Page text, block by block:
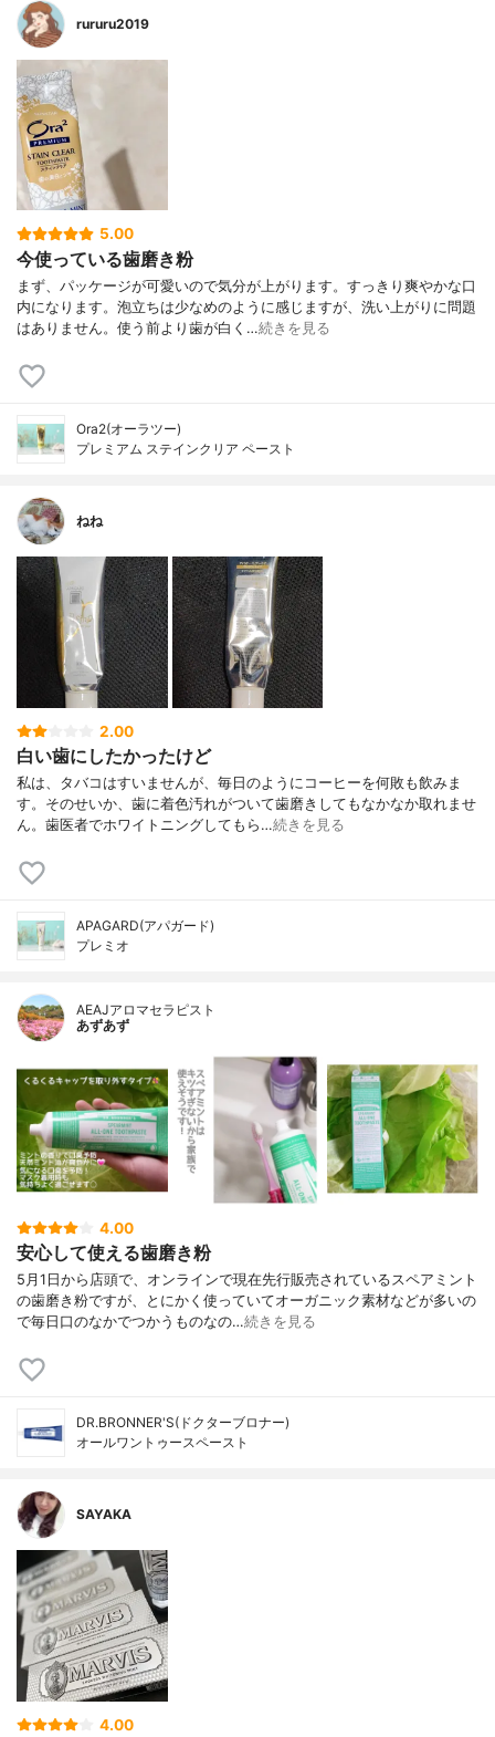
rururu2019
5.00
今使っている歯磨き粉
まず、パッケージが可愛いので気分が上がります。すっきり爽やかな口
内になります。泡立ちは少なめのように感じますが、洗い上がりに問題
はありません。使う前より歯が白く…続きを見る
Ora2(オーラツー)
プレミアム ステインクリア ペースト
ねね
2.00
白い歯にしたかったけど
私は、タバコはすいませんが、毎日のようにコーヒーを何敗も飲みま
す。そのせいか、歯に着色汚れがついて歯磨きしてもなかなか取れませ
ん。歯医者でホワイトニングしてもら…続きを見る
APAGARD(アパガード)
プレミオ
AEAJアロマセラピスト
あずあず
4.00
安心して使える歯磨き粉
5月1日から店頭で、オンラインで現在先行販売されているスペアミント
の歯磨き粉ですが、とにかく使っていてオーガニック素材などが多いの
で毎日口のなかでつかうものなの…続きを見る
DR.BRONNER'S(ドクターブロナー)
オールワントゥースペースト
SAYAKA
4.00